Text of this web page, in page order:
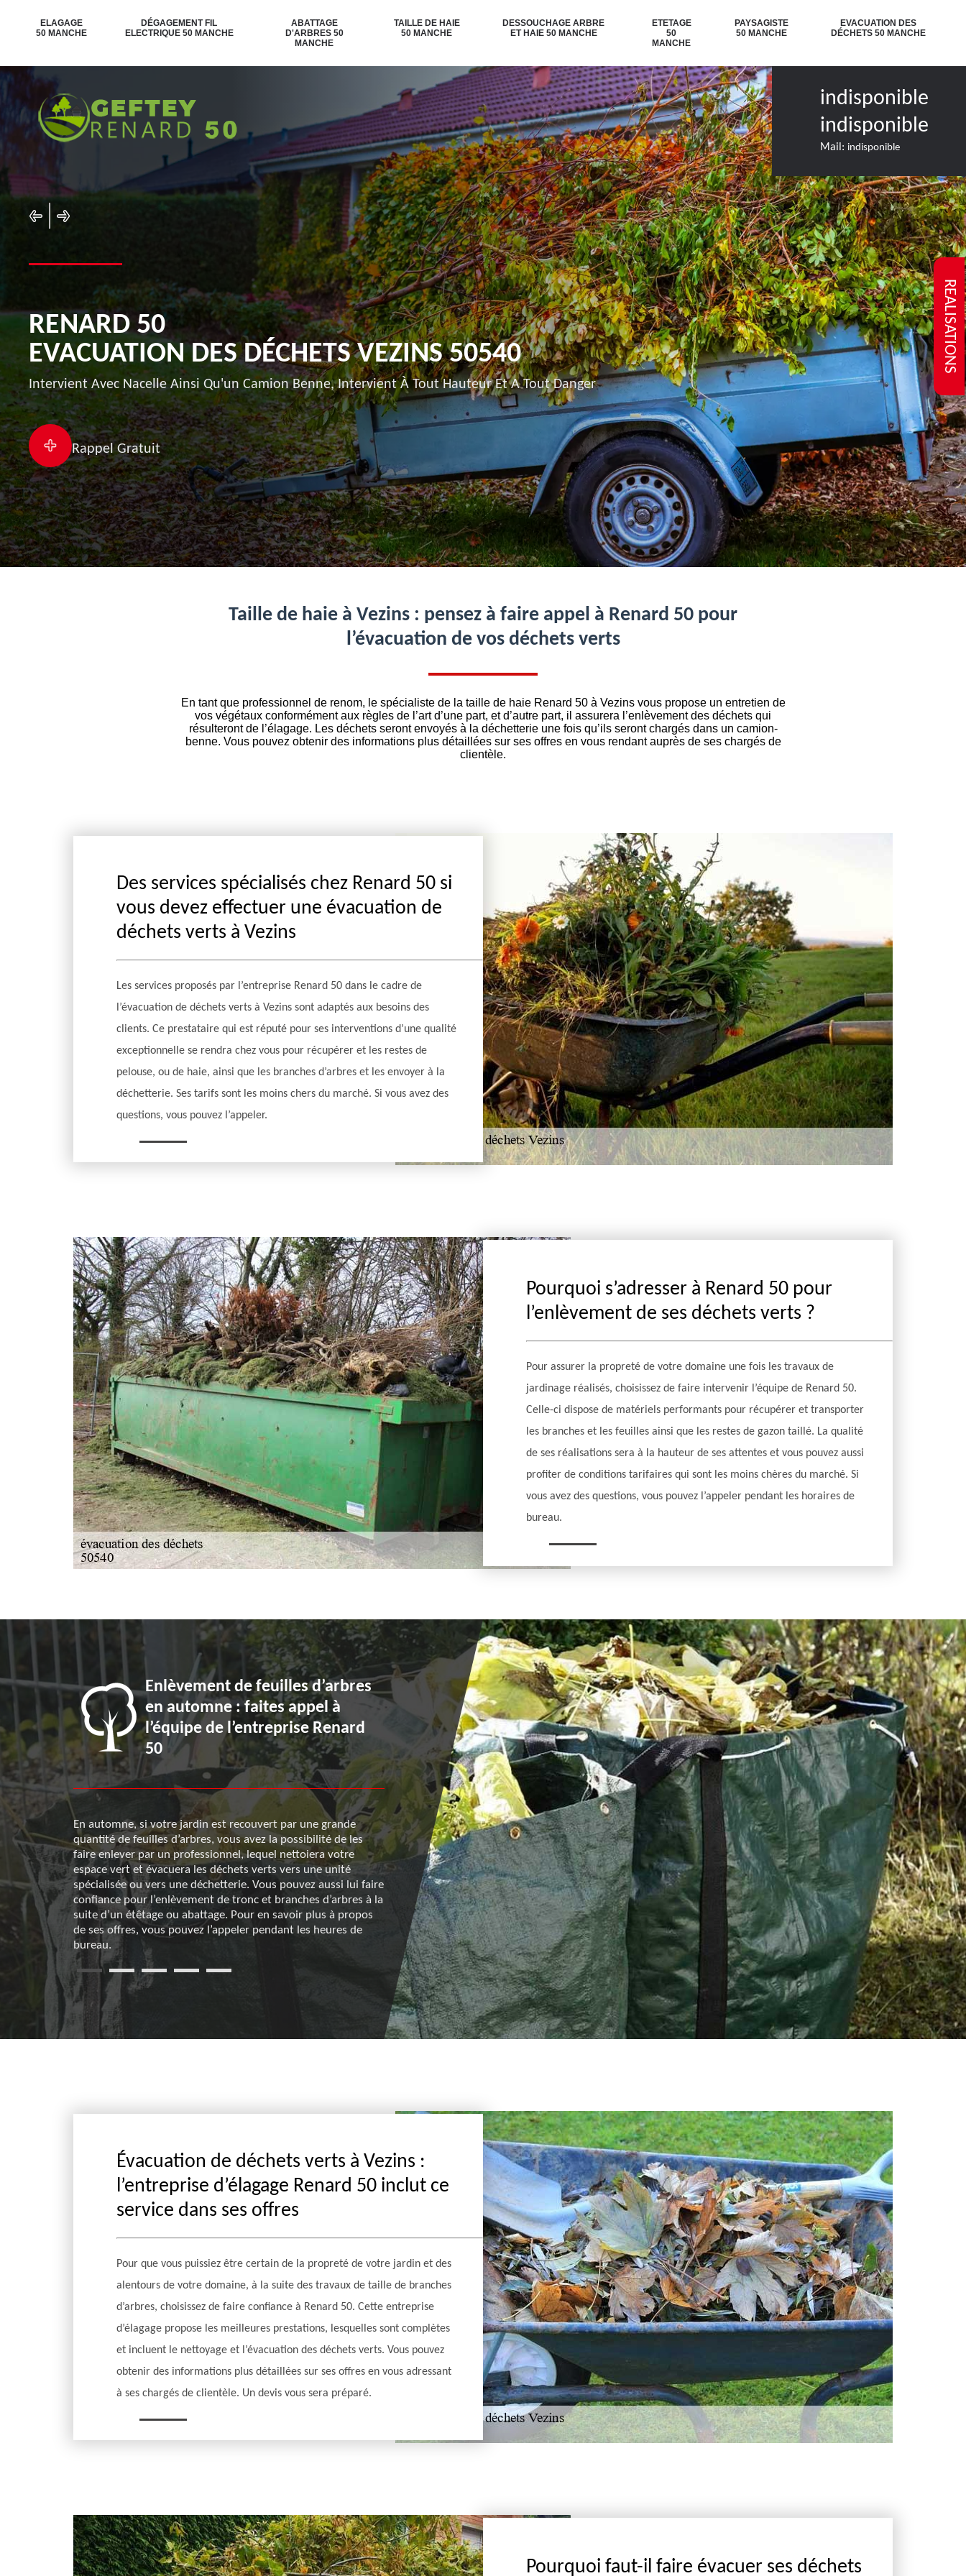
REALISATIONS
ELAGAGE
50 MANCHE
DÉGAGEMENT FIL
ELECTRIQUE 50 MANCHE
ABATTAGE
D'ARBRES 50
MANCHE
TAILLE DE HAIE
50 MANCHE
DESSOUCHAGE ARBRE
ET HAIE 50 MANCHE
ETETAGE
50
MANCHE
PAYSAGISTE
50 MANCHE
EVACUATION DES
DÉCHETS 50 MANCHE
indisponible
indisponible
Mail: indisponible
RENARD 50
EVACUATION DES DÉCHETS VEZINS 50540
Intervient Avec Nacelle Ainsi Qu'un Camion Benne, Intervient À Tout Hauteur Et A Tout Danger
Rappel Gratuit
Taille de haie à Vezins : pensez à faire appel à Renard 50 pour
l’évacuation de vos déchets verts
En tant que professionnel de renom, le spécialiste de la taille de haie Renard 50 à Vezins vous propose un entretien de
vos végétaux conformément aux règles de l’art d’une part, et d’autre part, il assurera l’enlèvement des déchets qui
résulteront de l’élagage. Les déchets seront envoyés à la déchetterie une fois qu’ils seront chargés dans un camion-
benne. Vous pouvez obtenir des informations plus détaillées sur ses offres en vous rendant auprès de ses chargés de
clientèle.
Des services spécialisés chez Renard 50 si
vous devez effectuer une évacuation de
déchets verts à Vezins
Les services proposés par l’entreprise Renard 50 dans le cadre de
l’évacuation de déchets verts à Vezins sont adaptés aux besoins des
clients. Ce prestataire qui est réputé pour ses interventions d’une qualité
exceptionnelle se rendra chez vous pour récupérer et les restes de
pelouse, ou de haie, ainsi que les branches d’arbres et les envoyer à la
déchetterie. Ses tarifs sont les moins chers du marché. Si vous avez des
questions, vous pouvez l’appeler.
Pourquoi s’adresser à Renard 50 pour
l’enlèvement de ses déchets verts ?
Pour assurer la propreté de votre domaine une fois les travaux de
jardinage réalisés, choisissez de faire intervenir l’équipe de Renard 50.
Celle-ci dispose de matériels performants pour récupérer et transporter
les branches et les feuilles ainsi que les restes de gazon taillé. La qualité
de ses réalisations sera à la hauteur de ses attentes et vous pouvez aussi
profiter de conditions tarifaires qui sont les moins chères du marché. Si
vous avez des questions, vous pouvez l’appeler pendant les horaires de
bureau.
verts à
de
ses activités.
et les
leurs
et d’une
aussi de
besoin
pendant
Enlèvement de feuilles d’arbres
en automne : faites appel à
l’équipe de l’entreprise Renard
50
En automne, si votre jardin est recouvert par une grande
quantité de feuilles d’arbres, vous avez la possibilité de les
faire enlever par un professionnel, lequel nettoiera votre
espace vert et évacuera les déchets verts vers une unité
spécialisée ou vers une déchetterie. Vous pouvez aussi lui faire
confiance pour l’enlèvement de tronc et branches d’arbres à la
suite d’un étêtage ou abattage. Pour en savoir plus à propos
de ses offres, vous pouvez l’appeler pendant les heures de
bureau.
Abattage d’arbre à Vezins :
pensez à faire intervenir les
éléments de Renard 50 pour
l’évacuation des déchets
Parce que vous méritez les meilleurs services dans le cadre de
l’exécution d’un abattage d’arbre à Vezins, choisissez de vous
adresser à Renard 50. Celui-ci est le prestataire qui assure un
professionnalisme sans égal, tant au niveau la mise en œuvre
de l’opération qu’à la suite de celle-ci en effectuant une
évacuation des déchets. Pour que vous puissiez obtenir une
évaluation des tarifs dans ce domaine, vous pouvez lui
demander de vous dresser un devis.
Pourquoi faire appel à
l’entreprise Renard 50
taille de ses haies à Vezins
Entreprise spécialisée dans le domaine de l’entretien
végétaux de tous genres, Renard 50 propose des
sont les plus complets à Vezins. Son équipe assurera
ou l’élagage de vos branches et arbres après une
des lieux. Elle garantira également la propreté de vos
procédant à l’évacuation des déchets verts. Ses prix
moins chers du marché. Pour des informations plus
vous pouvez l’appeler pendant les heures de bureau.
Évacuation de déchets verts à Vezins :
l’entreprise d’élagage Renard 50 inclut ce
service dans ses offres
Pour que vous puissiez être certain de la propreté de votre jardin et des
alentours de votre domaine, à la suite des travaux de taille de branches
d’arbres, choisissez de faire confiance à Renard 50. Cette entreprise
d’élagage propose les meilleures prestations, lesquelles sont complètes
et incluent le nettoyage et l’évacuation des déchets verts. Vous pouvez
obtenir des informations plus détaillées sur ses offres en vous adressant
à ses chargés de clientèle. Un devis vous sera préparé.
Pourquoi faut-il faire évacuer ses déchets